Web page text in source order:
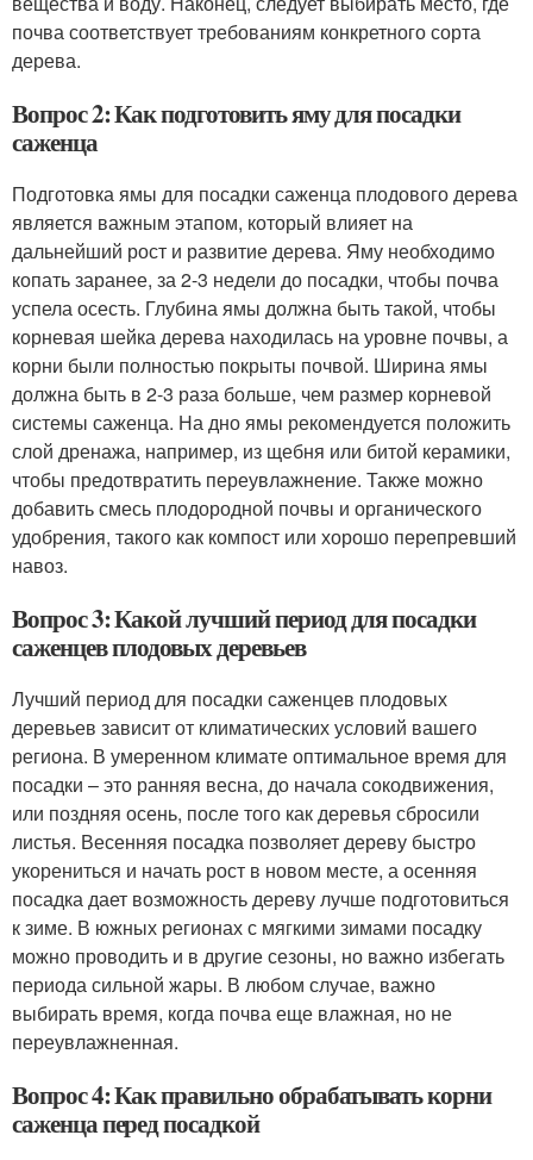
почва соответствует требованиям конкретного сорта
дерева.
Вопрос 2: Как подготовить яму для посадки
саженца
Подготовка ямы для посадки саженца плодового дерева
является важным этапом, который влияет на
дальнейший рост и развитие дерева. Яму необходимо
копать заранее, за 2-3 недели до посадки, чтобы почва
успела осесть. Глубина ямы должна быть такой, чтобы
корневая шейка дерева находилась на уровне почвы, а
корни были полностью покрыты почвой. Ширина ямы
должна быть в 2-3 раза больше, чем размер корневой
системы саженца. На дно ямы рекомендуется положить
слой дренажа, например, из щебня или битой керамики,
чтобы предотвратить переувлажнение. Также можно
добавить смесь плодородной почвы и органического
удобрения, такого как компост или хорошо перепревший
навоз.
Вопрос 3: Какой лучший период для посадки
саженцев плодовых деревьев
Лучший период для посадки саженцев плодовых
деревьев зависит от климатических условий вашего
региона. В умеренном климате оптимальное время для
посадки – это ранняя весна, до начала сокодвижения,
или поздняя осень, после того как деревья сбросили
листья. Весенняя посадка позволяет дереву быстро
укорениться и начать рост в новом месте, а осенняя
посадка дает возможность дереву лучше подготовиться
к зиме. В южных регионах с мягкими зимами посадку
можно проводить и в другие сезоны, но важно избегать
периода сильной жары. В любом случае, важно
выбирать время, когда почва еще влажная, но не
переувлажненная.
Вопрос 4: Как правильно обрабатывать корни
саженца перед посадкой